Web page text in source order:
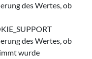
des Wertes, ob
des Wertes, ob
wurde